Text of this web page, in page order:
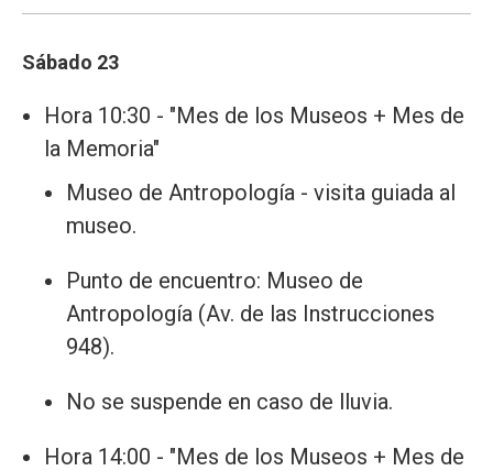
Sábado 23
Hora 10:30 - "Mes de los Museos + Mes de
la Memoria"
Museo de Antropología - visita guiada al
museo.
Punto de encuentro: Museo de
Antropología (Av. de las Instrucciones
948).
No se suspende en caso de lluvia.
Hora 14:00 - "Mes de los Museos + Mes de